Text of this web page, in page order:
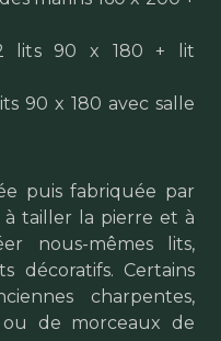
lits 90 x 180 + lit
90 x 180 avec salle
puis fabriquée par
à tailler la pierre et à
nous-mêmes lits,
décoratifs. Certains
charpentes,
ou de morceaux de